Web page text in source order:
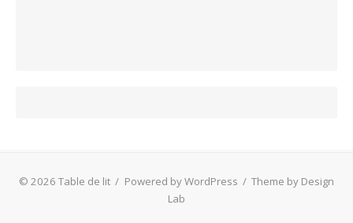
© 2026 Table de lit / Powered by WordPress / Theme by Design
Lab